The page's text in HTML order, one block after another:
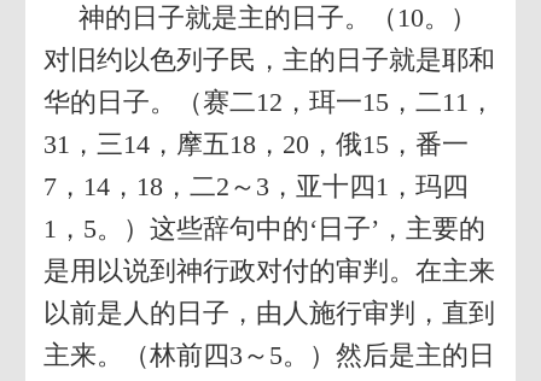
神的日子就是主的日子。（10。）
对旧约以色列子民，主的日子就是耶和
华的日子。（赛二12，珥一15，二11，
31，三14，摩五18，20，俄15，番一
7，14，18，二2～3，亚十四1，玛四
1，5。）这些辞句中的‘日子’，主要的
是用以说到神行政对付的审判。在主来
以前是人的日子，由人施行审判，直到
主来。（林前四3～5。）然后是主的日